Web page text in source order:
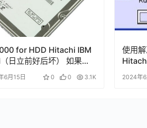
for HDD Hitachi IBM
日立前好后坏） 如果翻
损坏 如何获得完整的用户
问权限
6月15日 0 0 3.1K
使用
和硬
2024年